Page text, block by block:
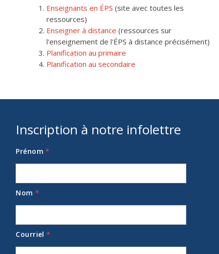
Enseignants en ÉPS (site avec toutes les
ressources)
Enseigner à distance (ressources sur
l'enseignement de l'ÉPS à distance précisément)
Planification au primaire
Planification au secondaire
Inscription à notre infolettre
Prénom *
Nom *
Courriel *